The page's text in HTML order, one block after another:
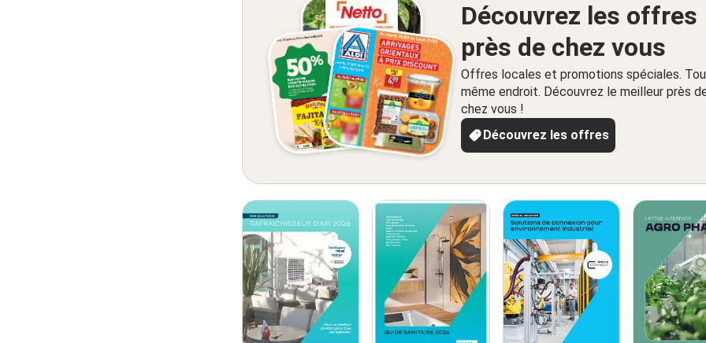
Découvrez les offres
près de chez vous
Offres locales et promotions spéciales.
même endroit. Découvrez le meilleur près
chez vous !
Découvrez les offres